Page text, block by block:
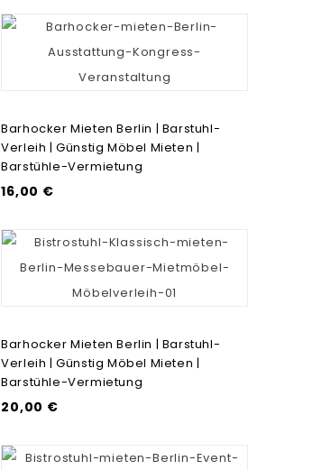
Barhocker Mieten Berlin | Barstuhl-
Verleih | Günstig Möbel Mieten |
Barstühle-Vermietung
16,00 €
Barhocker Mieten Berlin | Barstuhl-
Verleih | Günstig Möbel Mieten |
Barstühle-Vermietung
20,00 €